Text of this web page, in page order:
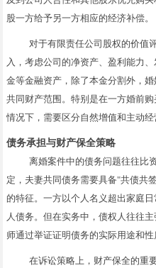
股一方给予另一方相应的经济补偿。
对于有限责任公司股权的价值
入，考虑公司的净资产、盈利能力
金等金融资产，除了本金分割外，
共同财产范围。特别是在一方婚前
情况下，需要区分自然增值和主动
债务承担与财产保全策略
离婚案件中的债务问题往往比
定，夫妻共同债务需要具备"共债共
的特征。一方以个人名义超出家庭
人债务。但在实务中，债权人往往
师通过举证证明债务的实际用途和性
在诉讼策略上，财产保全的重